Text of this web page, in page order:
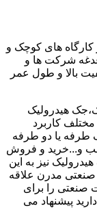
کارگاه های کوچک و
شرکت ها و
بالا و طول عمر
هیدرولیک
کاربرد
طرفه یا دو طرفه
و...خرید و فروش
نیز به این
صنعتی مدرن علاقه
صنعتی را برای
پیشنهاد می